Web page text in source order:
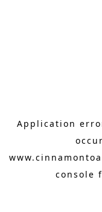
Application
console